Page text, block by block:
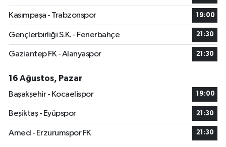
Kasımpaşa - Trabzonspor 19:00
Gençlerbirliği S.K. - Fenerbahçe 21:30
Gaziantep FK - Alanyaspor 21:30
16 Ağustos, Pazar
Başakşehir - Kocaelispor
19:00
Beşiktaş - Eyüpspor 21:30
Amed - Erzurumspor FK 21:30